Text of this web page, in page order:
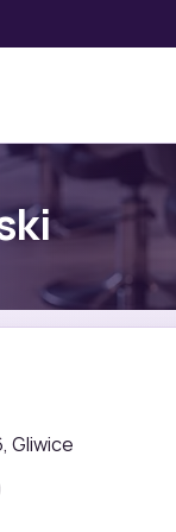
Gliwice